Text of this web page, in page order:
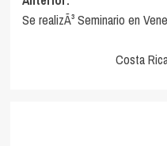
de
Se realizÃ³ Seminario en
Costa